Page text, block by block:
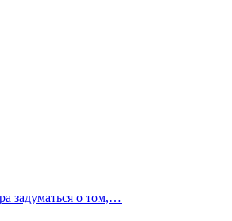
задуматься о том,…